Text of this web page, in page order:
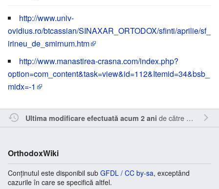
http://www.univ-
ovidius.ro/btcassian/SINAXAR_ORTODOX/sfinti/aprilie/sf_
irineu_de_smirnum.htm
http://www.manastirea-crasna.com/index.php?
option=com_content&task=view&id=112&Itemid=34&bsb_
midx=-1
Ultima modificare efectuată acum 2 ani de către
OrthodoxWiki
Conținutul este disponibil sub GFDL / CC by-sa, exceptând
cazurile în care se specifică altfel.